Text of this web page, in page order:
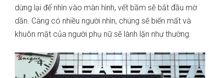
dừng lại để nhìn vào màn hình, vết bầm sẽ bắt đầu mờ
dần. Càng có nhiều người nhìn, chúng sẽ biến mất và
khuôn mặt của người phụ nữ sẽ lành lặn như thường.